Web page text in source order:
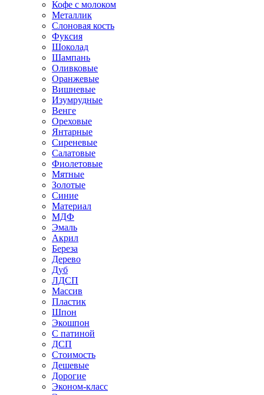
Кофе с молоком
Металлик
Слоновая кость
Фуксия
Шоколад
Шампань
Оливковые
Оранжевые
Вишневые
Изумрудные
Венге
Ореховые
Янтарные
Сиреневые
Салатовые
Фиолетовые
Мятные
Золотые
Синие
Материал
МДФ
Эмаль
Акрил
Береза
Дерево
Дуб
ЛДСП
Массив
Пластик
Шпон
Экошпон
С патиной
ДСП
Стоимость
Дешевые
Дорогие
Эконом-класс